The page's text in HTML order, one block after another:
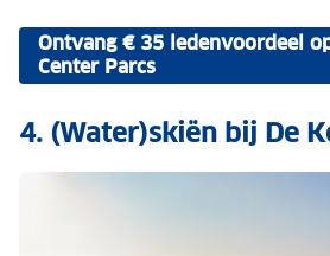
Ontvang € 35 ledenvoordeel
Center Parcs
4. (Water)skiën bij De